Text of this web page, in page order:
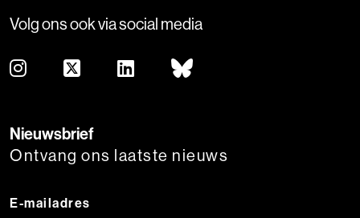
Volg ons ook via social media
Nieuwsbrief
Ontvang ons laatste nieuws
E-mailadres